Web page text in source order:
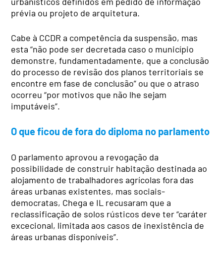
prévia ou projeto de arquitetura.
Cabe à CCDR a competência da suspensão, mas
esta “não pode ser decretada caso o município
demonstre, fundamentadamente, que a conclusão
do processo de revisão dos planos territoriais se
encontre em fase de conclusão” ou que o atraso
ocorreu “por motivos que não lhe sejam
imputáveis”.
O que ficou de fora do diploma no parlamento
O parlamento aprovou a revogação da
possibilidade de construir habitação destinada ao
alojamento de trabalhadores agrícolas fora das
áreas urbanas existentes, mas sociais-
democratas, Chega e IL recusaram que a
reclassificação de solos rústicos deve ter “caráter
excecional, limitada aos casos de inexistência de
áreas urbanas disponíveis”.